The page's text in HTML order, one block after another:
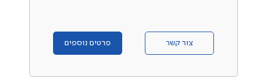
צור קשר פרטים נוספים